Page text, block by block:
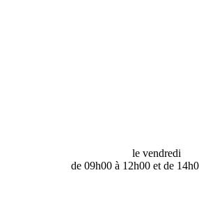
le vendredi
de 09h00 à 12h00 et de